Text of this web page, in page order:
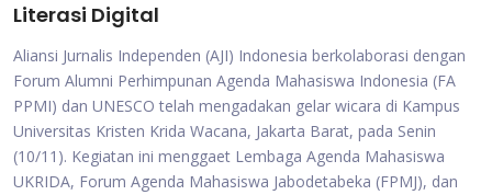
Literasi Digital
Aliansi Jurnalis Independen (AJI) Indonesia berkolaborasi dengan
Forum Alumni Perhimpunan Agenda Mahasiswa Indonesia (FA
PPMI) dan UNESCO telah mengadakan gelar wicara di Kampus
Universitas Kristen Krida Wacana, Jakarta Barat, pada Senin
(10/11). Kegiatan ini menggaet Lembaga Agenda Mahasiswa
UKRIDA, Forum Agenda Mahasiswa Jabodetabeka (FPMJ), dan